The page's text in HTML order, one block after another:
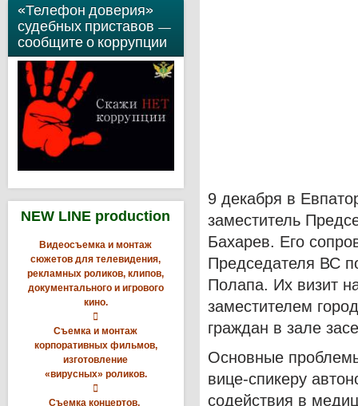
«Телефон доверия»
судебных приставов —
сообщите о коррупции
NEW LINE production
Видеосъемка и монтаж
сюжетов для телевидения,
рекламных роликов, клипов,
документального и игрового
кино.

Съемка и монтаж
корпоративных фильмов,
изготовление
«вирусных» роликов.

Съемка концертов,
9 декабря в
заместитель
Бахарев. Его
Председателя ВС
Полапа. Их визит
заместителем
граждан в зале
Основные
вице-спикеру
содействия в